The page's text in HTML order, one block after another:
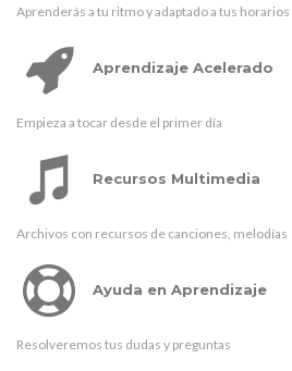
Aprenderás a tu ritmo y adaptado a tus horarios
Aprendizaje Acelerado
Empieza a tocar desde el primer día
Recursos Multimedia
Archivos con recursos de canciones, melodías
Ayuda en Aprendizaje
Resolveremos tus dudas y preguntas